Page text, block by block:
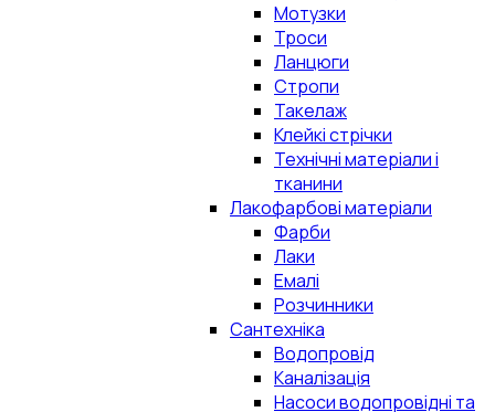
Мотузки
Троси
Ланцюги
Стропи
Такелаж
Клейкі стрічки
Технічні матеріали і
тканини
Лакофарбові матеріали
Фарби
Лаки
Емалі
Розчинники
Сантехніка
Водопровід
Каналізація
Насоси водопровідні та